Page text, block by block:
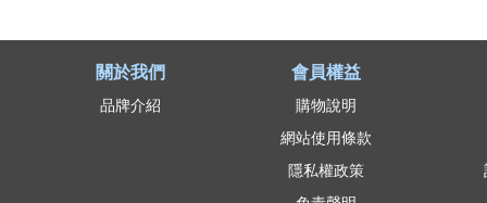
關於我們
品牌介紹
會員權益
購物說明
網站使用條款
隱私權政策